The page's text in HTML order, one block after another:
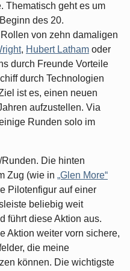
Thematisch geht es um
des 20.
von zehn damaligen
, Hubert Latham oder
durch Freunde Vorteile
durch Technologien
ist es, einen neuen
aufzustellen. Via
Runden solo im
Die hinten
Zug (wie in „Glen More“
Pilotenfigur auf einer
beliebig weit
führt diese Aktion aus.
Aktion weiter vorn sichere,
die meine
können. Die wichtigste